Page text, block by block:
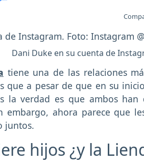
Dani Duke en su cuenta de
tiene una de las relaciones
que a pesar de que en su
la verdad es que ambos han
embargo, ahora parece que
juntos.
hijos ¿y la